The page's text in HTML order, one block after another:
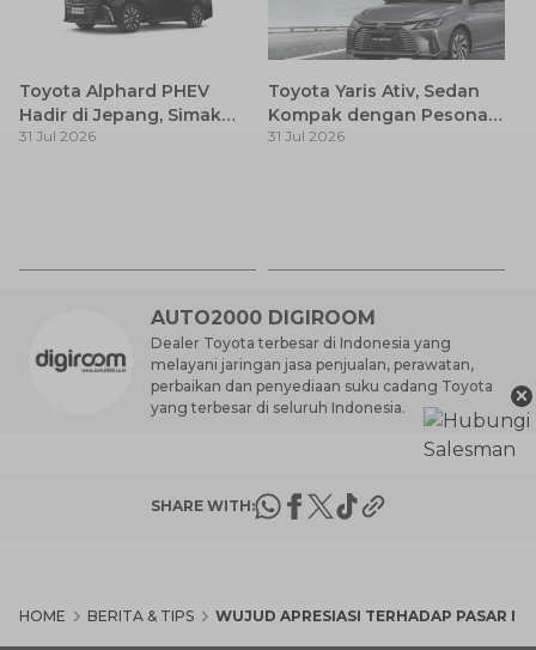
Toyota Alphard PHEV
Hadir di Jepang, Simak
Pembaruan dan Fitur
31 Jul 2026
Toyota Yaris Ativ, Sedan
Kompak dengan Pesona
Modern
31 Jul 2026
AUTO2000 DIGIROOM
Dealer Toyota terbesar di Indonesia yang
melayani jaringan jasa penjualan, perawatan,
perbaikan dan penyediaan suku cadang Toyota
yang terbesar di seluruh Indonesia.
SHARE WITH:
HOME BERITA & TIPS WUJUD APRESIASI TERHADAP PASAR
×